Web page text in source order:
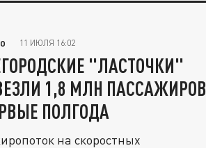
11 ИЮЛЯ 16:02
"ЛАСТОЧКИ"
1,8 МЛН ПАССАЖИРОВ
ПОЛГОДА
на скоростных